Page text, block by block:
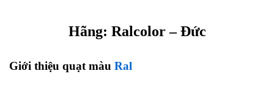
Hãng: Ralcolor– Đức
Giới thiệu quạt màu Ral